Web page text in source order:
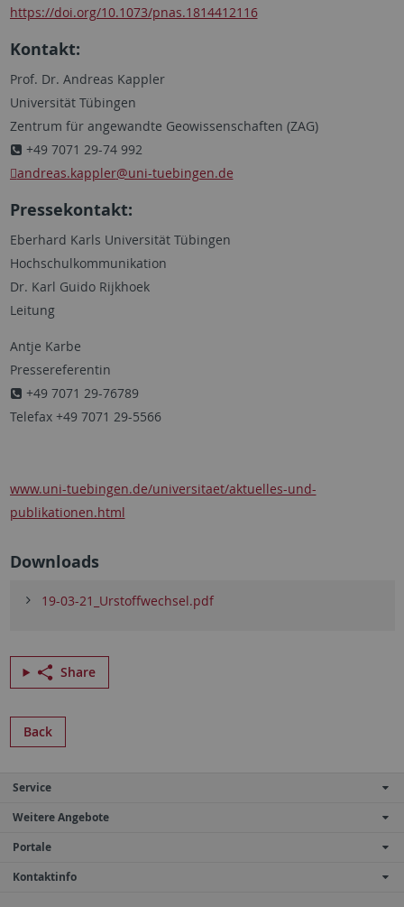
https://doi.org/10.1073/pnas.1814412116
Kontakt:
Prof. Dr. Andreas Kappler
Universität Tübingen
Zentrum für angewandte Geowissenschaften (ZAG)
+49 7071 29-74 992
andreas.kappler@uni-tuebingen.de
Pressekontakt:
Eberhard Karls Universität Tübingen
Hochschulkommunikation
Dr. Karl Guido Rijkhoek
Leitung
Antje Karbe
Pressereferentin
+49 7071 29-76789
Telefax +49 7071 29-5566
www.uni-tuebingen.de/universitaet/aktuelles-und-
publikationen.html
Downloads
19-03-21_Urstoffwechsel.pdf
Share
Back
Service
Weitere Angebote
Portale
Kontaktinfo